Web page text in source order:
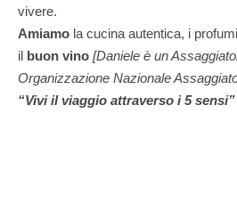
vivere.
Amiamo la cucina autentica, i
il buon vino [Daniele è un
Organizzazione Nazionale
“Vivi il viaggio attraverso i 5 sensi”